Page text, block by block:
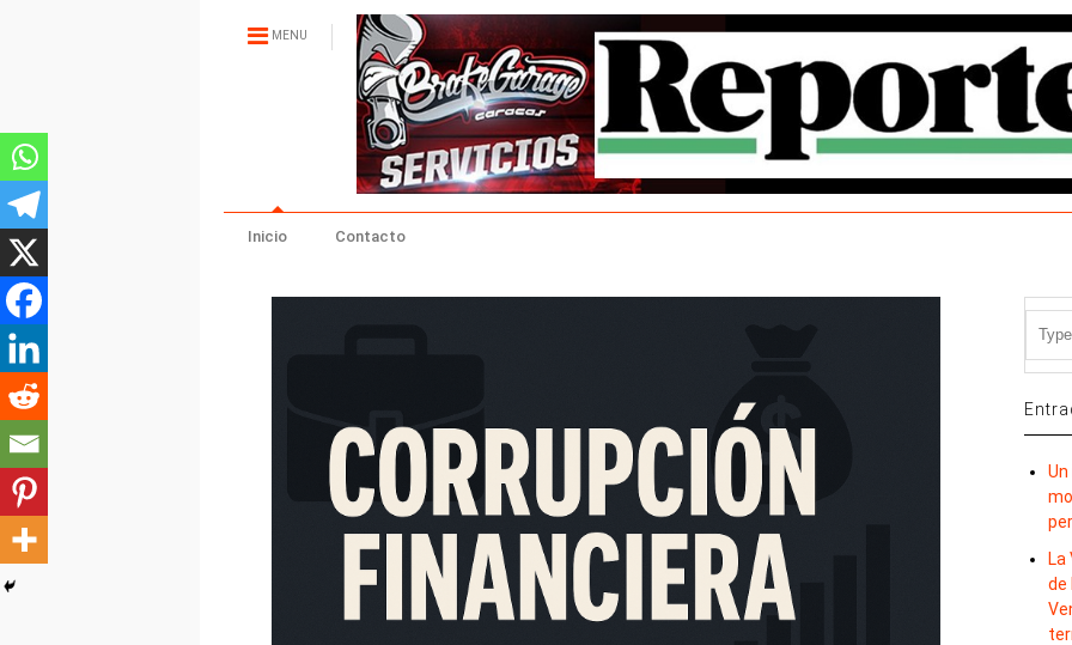
MENU
Inicio Contacto
La
de